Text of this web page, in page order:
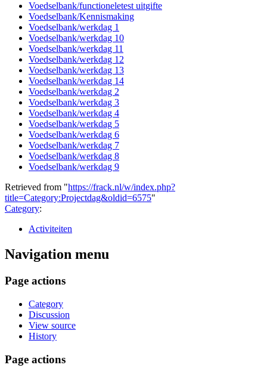
Voedselbank/functioneletest uitgifte
Voedselbank/Kennismaking
Voedselbank/werkdag 1
Voedselbank/werkdag 10
Voedselbank/werkdag 11
Voedselbank/werkdag 12
Voedselbank/werkdag 13
Voedselbank/werkdag 14
Voedselbank/werkdag 2
Voedselbank/werkdag 3
Voedselbank/werkdag 4
Voedselbank/werkdag 5
Voedselbank/werkdag 6
Voedselbank/werkdag 7
Voedselbank/werkdag 8
Voedselbank/werkdag 9
Retrieved from "https://frack.nl/w/index.php?
title=Category:Projectdag&oldid=6575"
Category:
Activiteiten
Navigation menu
Page actions
Category
Discussion
View source
History
Page actions